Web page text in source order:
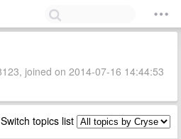
joined on 2014-07-16 14:44:53
Switch topics list